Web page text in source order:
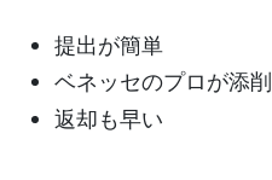
提出が簡単
ベネッセのプロが添削
返却も早い